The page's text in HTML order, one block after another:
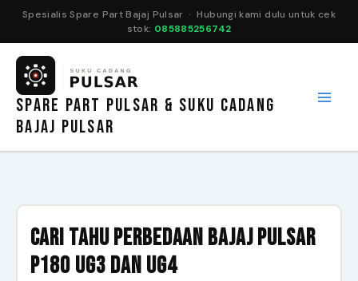
Spesialis Spare Part Bajaj Pulsar · Hubungi kami dulu untuk cek
stok: 085885256742
Lewati
konten
SPARE PART PULSAR & SUKU CADANG
BAJAJ PULSAR
Cari Tahu Perbedaan Bajaj Pulsar
P180 UG3 dan UG4